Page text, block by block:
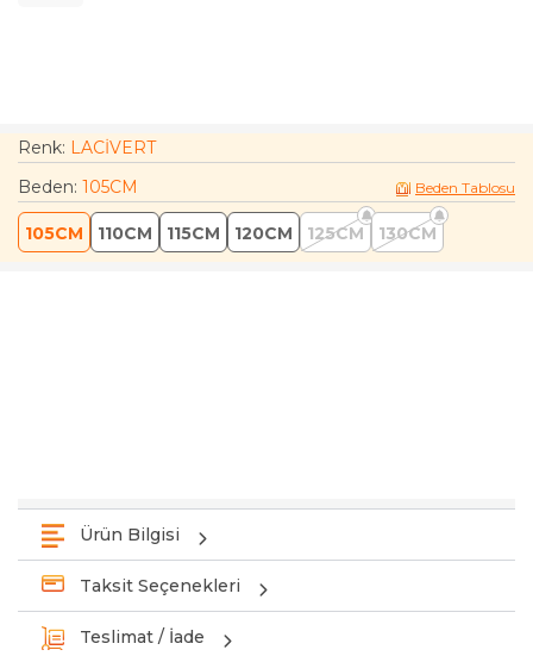
Renk: LACİVERT
Beden: 105CM Beden Tablosu
105CM 110CM 115CM 120CM 125CM 130CM
Ürün Bilgisi
Taksit Seçenekleri
Teslimat / İade